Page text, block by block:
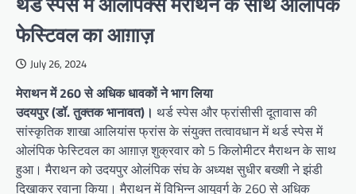
फेस्टिवल का आग़ाज़
July 26, 2024
मेराथन में 260 से अधिक धावकों ने भाग लिया
उदयपुर (डॉ. तुक्तक भानावत)। थर्ड स्पेस और फ्रांसीसी दूतावास की
सांस्कृतिक शाखा आलियांस फ्रांस के संयुक्त तत्वावधान में थर्ड स्पेस में
ओलंपिक फेस्टिवल का आग़ाज़ शुक्रवार को 5 किलोमीटर मैराथन के साथ
हुआ। मैराथन को उदयपुर ओलंपिक संघ के अध्यक्ष सुधीर बख्शी ने झंडी
दिखाकर रवाना किया। मैराथन में विभिन्न आयुवर्ग के 260 से अधिक